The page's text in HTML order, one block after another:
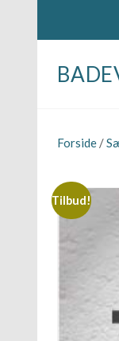
Forside /
Tilbud!